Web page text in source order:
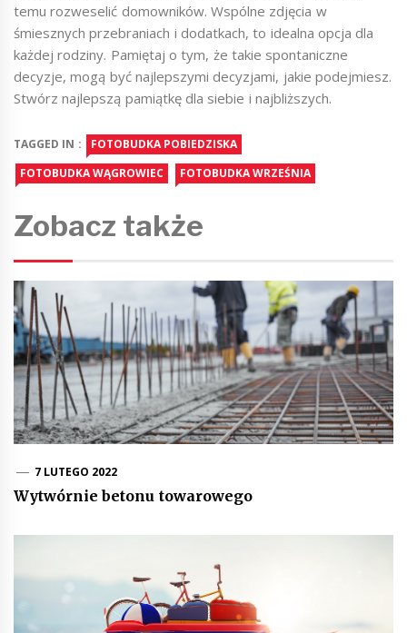
temu rozweselić domowników. Wspólne zdjęcia w
śmiesznych przebraniach i dodatkach, to idealna opcja dla
każdej rodziny. Pamiętaj o tym, że takie spontaniczne
decyzje, mogą być najlepszymi decyzjami, jakie podejmiesz.
Stwórz najlepszą pamiątkę dla siebie i najbliższych.
TAGGED IN :
FOTOBUDKA POBIEDZISKA
FOTOBUDKA WĄGROWIEC
FOTOBUDKA WRZEŚNIA
Zobacz także
7 LUTEGO 2022
Wytwórnie betonu towarowego